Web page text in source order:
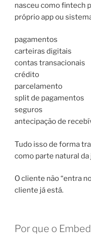
nasceu como fintech
próprio app ou
pagamentos
carteiras digitais
contas transacionais
crédito
parcelamento
split de pagamentos
seguros
antecipação de
Tudo isso de forma
como parte natural da
O cliente não “entra
cliente já está.
Por que o